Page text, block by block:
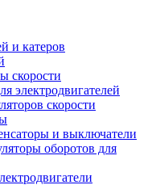
и катеров
скорости
электродвигателей
скорости
и выключатели
оборотов для